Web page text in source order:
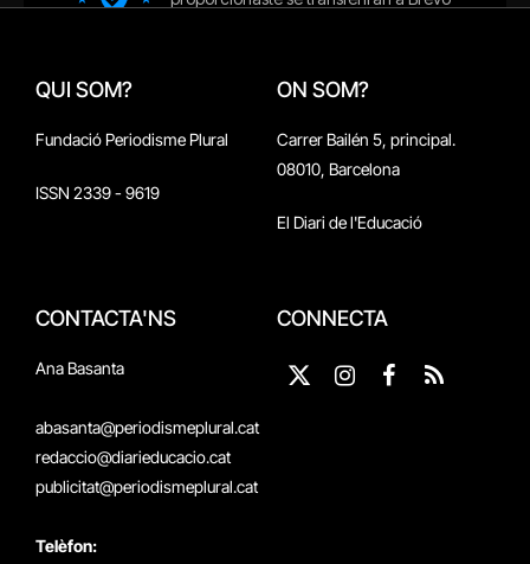
QUI SOM?
Fundació Periodisme Plural
ISSN 2339 - 9619
ON SOM?
Carrer Bailén 5, principal.
08010, Barcelona
El Diari de l'Educació
CONTACTA'NS
Ana Basanta
abasanta@periodismeplural.cat
redaccio@diarieducacio.cat
publicitat@periodismeplural.cat
Telèfon:
CONNECTA
X
Instagram
Facebook
RSS